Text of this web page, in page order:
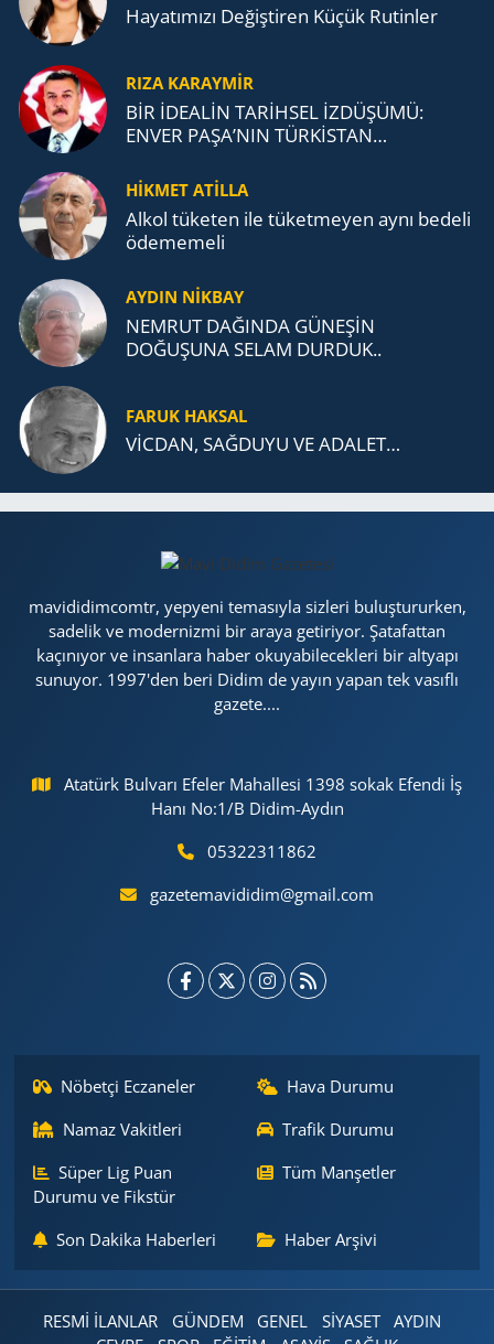
Ha­ya­tı­mı­zı De­ğiş­ti­ren Küçük Ru­tin­ler
RIZA KARAYMIR
BİR İDEALİN TARİHSEL İZDÜŞÜMÜ:
ENVER PAŞA’NIN TÜRKİSTAN
TEŞKİLATI’NA UZANAN MİRASI
HİKMET ATİLLA
Alkol tü­ke­ten ile tü­ket­me­yen aynı be­de­li
öde­me­me­li
AYDIN NİKBAY
NEMRUT DAĞINDA GÜNEŞİN
DOĞUŞUNA SELAM DURDUK..
FARUK HAKSAL
VİCDAN, SAĞ­DU­YU VE ADA­LET…
mavididimcomtr, yepyeni temasıyla sizleri buluştururken,
sadelik ve modernizmi bir araya getiriyor. Şatafattan
kaçınıyor ve insanlara haber okuyabilecekleri bir altyapı
sunuyor. 1997'den beri Didim de yayın yapan tek vasıflı
gazete....
Atatürk Bulvarı Efeler Mahallesi 1398 sokak Efendi İş
Hanı No:1/B Didim-Aydın
05322311862
gazetemavididim@gmail.com
Nöbetçi Eczaneler
Hava Durumu
Namaz Vakitleri
Trafik Durumu
Süper Lig Puan
Durumu ve Fikstür
Tüm Manşetler
Son Dakika Haberleri Haber Arşivi
RESMİ İLANLAR GÜNDEM GENEL SİYASET
AYDIN